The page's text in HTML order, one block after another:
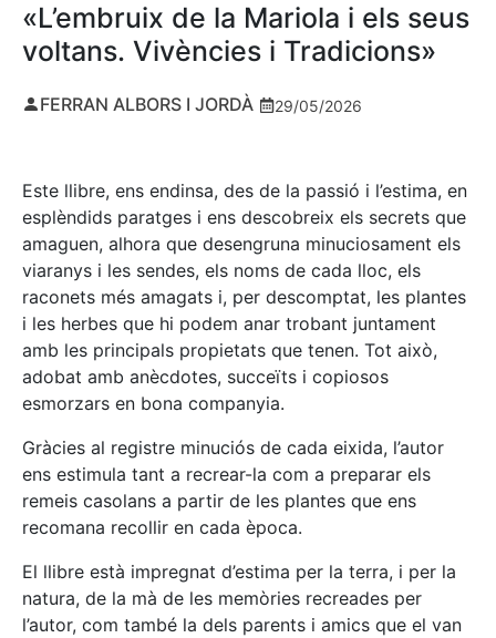
«L’embruix de la Mariola i els seus
voltans. Vivències i Tradicions»
FERRAN ALBORS I JORDÀ 29/05/2026
Este llibre, ens endinsa, des de la passió i l’estima, en
esplèndids paratges i ens descobreix els secrets que
amaguen, alhora que desengruna minuciosament els
viaranys i les sendes, els noms de cada lloc, els
raconets més amagats i, per descomptat, les plantes
i les herbes que hi podem anar trobant juntament
amb les principals propietats que tenen. Tot això,
adobat amb anècdotes, succeïts i copiosos
esmorzars en bona companyia.
Gràcies al registre minuciós de cada eixida, l’autor
ens estimula tant a recrear-la com a preparar els
remeis casolans a partir de les plantes que ens
recomana recollir en cada època.
El llibre està impregnat d’estima per la terra, i per la
natura, de la mà de les memòries recreades per
l’autor, com també la dels parents i amics que el van